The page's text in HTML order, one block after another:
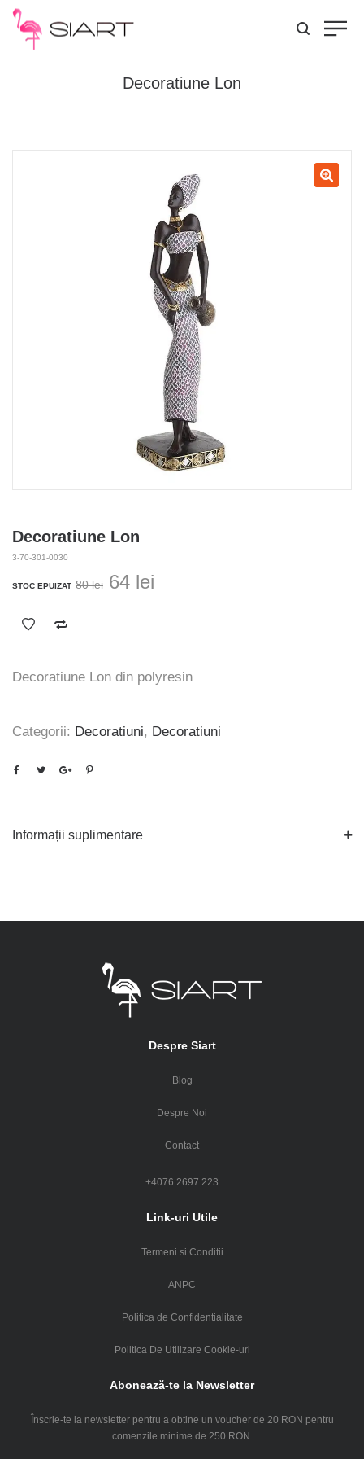
Decoratiune Lon
Decoratiune Lon
3-70-301-0030
STOC EPUIZAT 80lei Prețul
64 lei
Decoratiune Lon din polyresin
Categorii: Decoratiuni, Decoratiuni
Informații suplimentare
Despre Siart
Blog
Despre Noi
Contact
+4076 2697 223
Link-uri Utile
Termeni si Conditii
ANPC
Politica de Confidentialitate
Politica De Utilizare Cookie-uri
Abonează-te la Newsletter
Înscrie-te la newsletter pentru a obtine un voucher de 20 RON pentru
comenzile minime de 250 RON.